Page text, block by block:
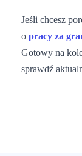
Jeśli chcesz
o pracy za
Gotowy na
sprawdź